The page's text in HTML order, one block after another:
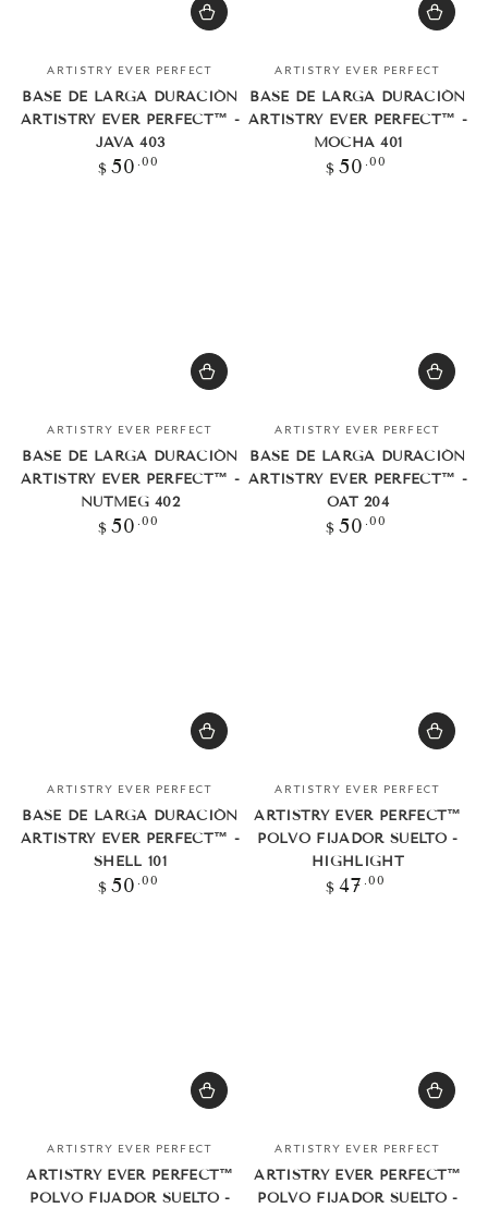
Vendedor:
ARTISTRY EVER PERFECT
BASE DE LARGA DURACIÓN
ARTISTRY EVER PERFECT™ -
JAVA 403
Precio
$ 50 .00
Vendedor:
ARTISTRY EVER PERFECT
BASE DE LARGA DURACIÓN
ARTISTRY EVER PERFECT™ -
MOCHA 401
Precio
$ 50 .00
Vendedor:
ARTISTRY EVER PERFECT
BASE DE LARGA DURACIÓN
ARTISTRY EVER PERFECT™ -
NUTMEG 402
Precio
$ 50 .00
Vendedor:
ARTISTRY EVER PERFECT
BASE DE LARGA DURACIÓN
ARTISTRY EVER PERFECT™ -
OAT 204
Precio
$ 50 .00
Vendedor:
ARTISTRY EVER PERFECT
BASE DE LARGA DURACIÓN
ARTISTRY EVER PERFECT™ -
SHELL 101
Precio
$ 50 .00
Vendedor:
ARTISTRY EVER PERFECT
ARTISTRY EVER PERFECT™
POLVO FIJADOR SUELTO -
HIGHLIGHT
Precio
$ 47 .00
Vendedor:
ARTISTRY EVER PERFECT
ARTISTRY EVER PERFECT™
POLVO FIJADOR SUELTO -
Vendedor:
ARTISTRY EVER PERFECT
ARTISTRY EVER PERFECT™
POLVO FIJADOR SUELTO -